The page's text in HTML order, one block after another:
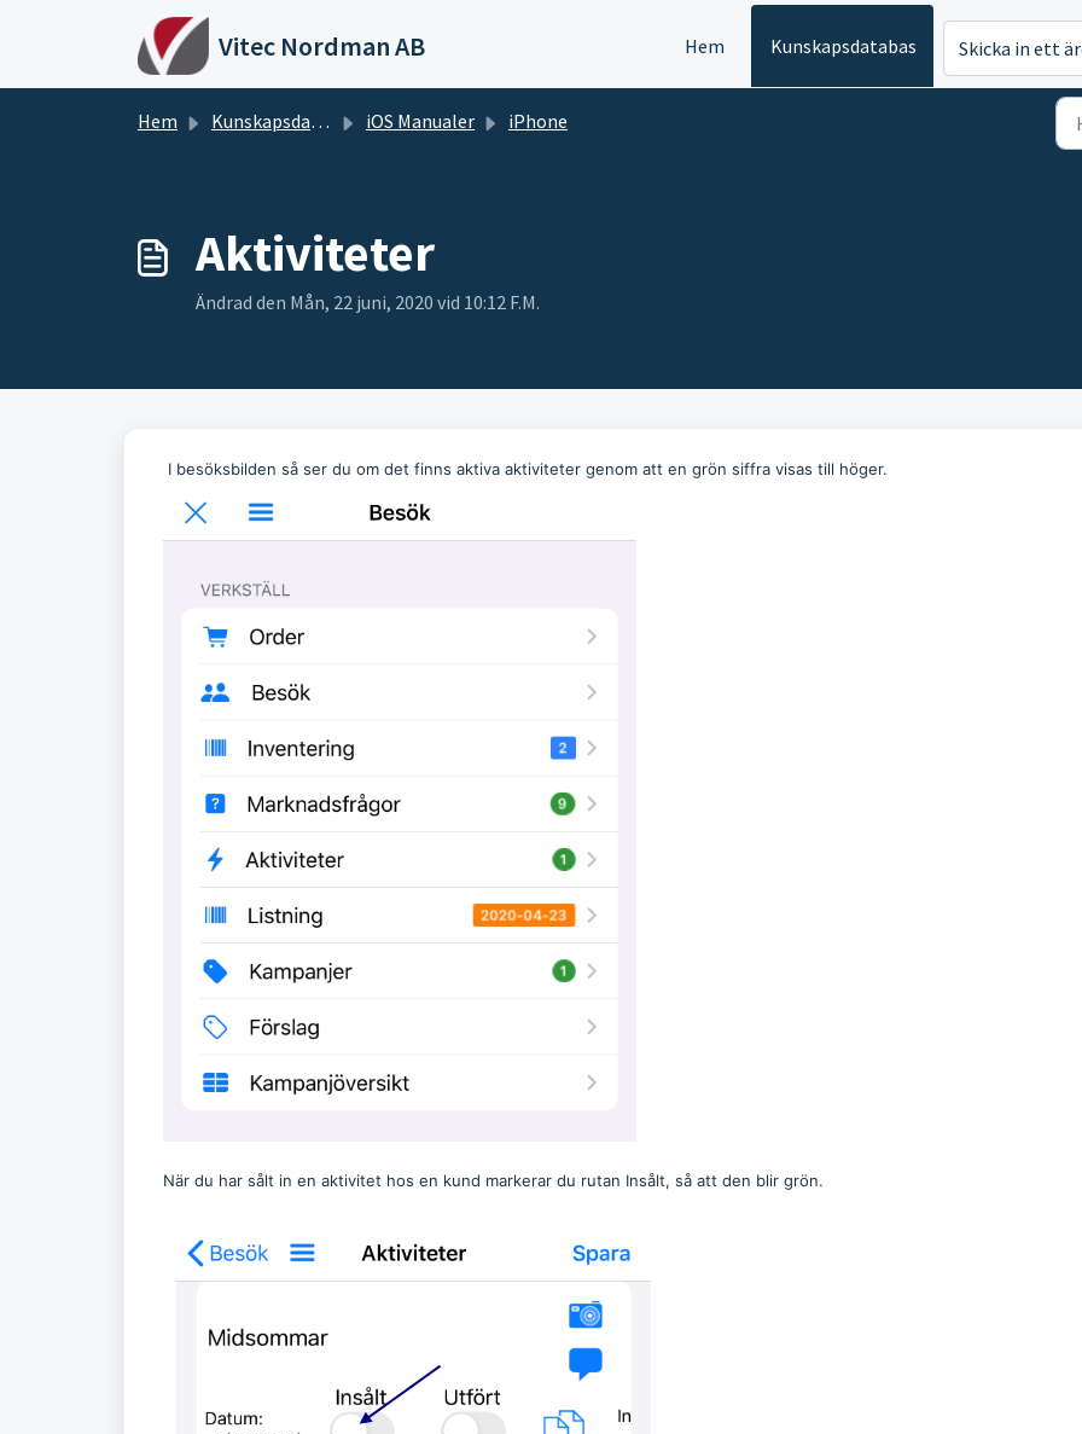
Hoppa över till huvudinnehåll
Vitec Nordman AB Hem Kunskapsdatabas Skicka in ett
Hem Kunskapsdatabas iOS Manualer iPhone
Aktiviteter
Ändrad den Mån, 22 juni, 2020 vid 10:12 F.M.
I besöksbilden så ser du om det finns aktiva aktiviteter genom att en grön siffra visas till höger.
När du har sålt in en aktivitet hos en kund markerar du rutan Insålt, så att den blir grön.